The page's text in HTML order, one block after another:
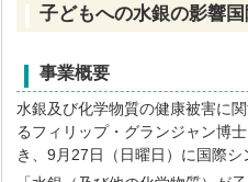
子どもへの水銀の影響
事業概要
水銀及び化学物質の健康被害に
るフィリップ・グランジャン博
き、9月27日（日曜日）に国際シ